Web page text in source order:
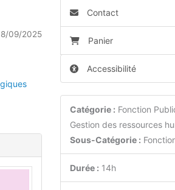
09/2025
Contact
Panier
Accessibilité
Catégorie : Fonction
Gestion des ressources
Sous-Catégorie :
Durée : 14h